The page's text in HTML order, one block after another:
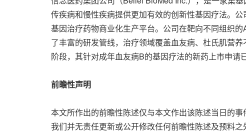
传疾病和慢性疾病提供更加有效的创新性基因疗法。
基因治疗药物商业化生产平台。公司在靶向不同组织
了丰富的研发管线，治疗领域覆盖血友病、杜氏肌营
阶段，其针对成年血友病B的基因疗法的新药上市申请
前瞻性声明
本文所作出的前瞻性陈述仅与本文作出该陈述当日的
我们并无责任更新或公开修改任何前瞻性陈述及预料